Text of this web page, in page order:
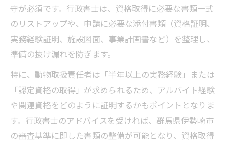
守が必須です。行政書士は、資格取得に必要な書類一式
のリストアップや、申請に必要な添付書類（資格証明、
実務経験証明、施設図面、事業計画書など）を整理し、
準備の抜け漏れを防ぎます。
特に、動物取扱責任者は「半年以上の実務経験」または
「認定資格の取得」が求められるため、アルバイト経験
や関連資格をどのように証明するかもポイントとなりま
す。行政書士のアドバイスを受ければ、群馬県伊勢崎市
の審査基準に即した書類の整備が可能となり、資格取得